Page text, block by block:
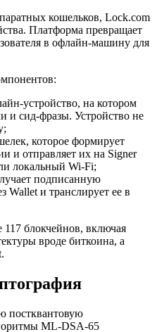
кошельков, Lock.com
Платформа превращает
в офлайн-машину для
устройство, на котором
и сид-фразы. Устройство не
которое формирует
и отправляет их на Signer
локальный Wi-Fi;
подписанную
Wallet и транслирует ее в
блокчейнов, включая
вроде биткоина, а
постквантовую
ML-DSA-65